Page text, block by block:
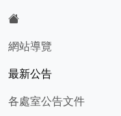
網站導覽
最新公告
各處室公告文件